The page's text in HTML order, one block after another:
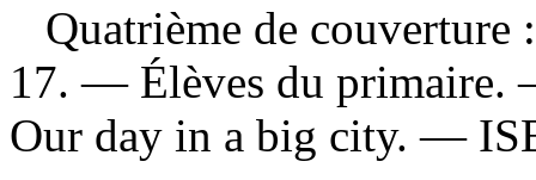
Quatrième de couverture
17. — Élèves du
Our day in a big city. —